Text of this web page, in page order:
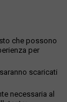
che possono
per
scaricati
necessaria al